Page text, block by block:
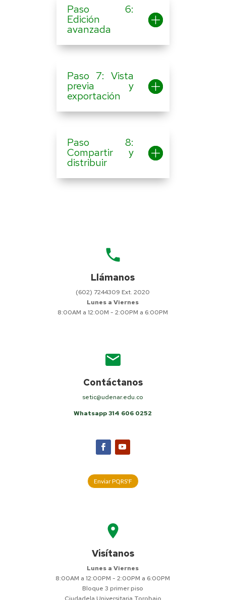
Paso 6:
Edición
avanzada
Paso 7: Vista
previa y
exportación
Paso 8:
Compartir y
distribuir
local_phone
Llámanos
(602) 7244309 Ext. 2020
Lunes a Viernes
8:00AM a 12:00M - 2:00PM a 6:00PM
mail
Contáctanos
setic@udenar.edu.co
Whatsapp 314 606 0252
Enviar PQRS'F
location_on
Visítanos
Lunes a Viernes
8:00AM a 12:00PM - 2:00PM a 6:00PM
Bloque 3 primer piso